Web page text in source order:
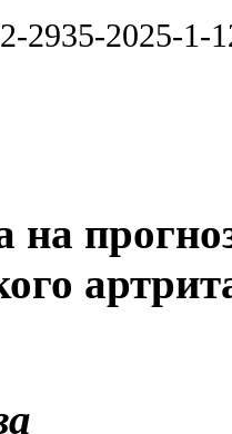
2935-2025-1-
на